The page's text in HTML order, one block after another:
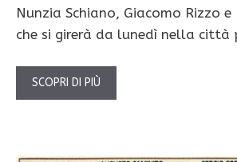
Nunzia Schiano, Giacomo Rizzo
che si girerà da lunedì nella città
SCOPRI DI PIÙ